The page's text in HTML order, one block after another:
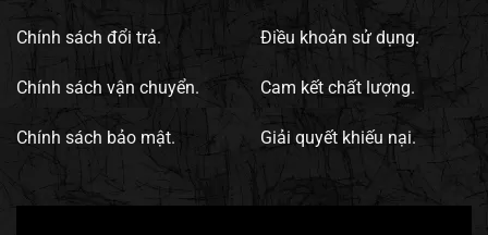
Chính sách đổi trả.
Chính sách vận chuyển.
Chính sách bảo mật.
Điều khoản sử dụng.
Cam kết chất lượng.
Giải quyết khiếu nại.